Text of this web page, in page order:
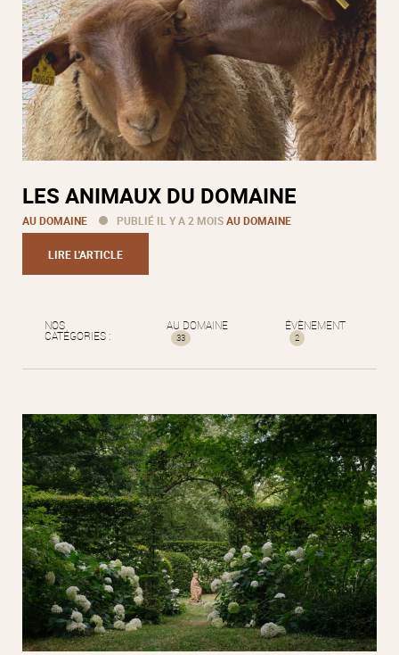
LES ANIMAUX DU DOMAINE
AU DOMAINE PUBLIÉ IL Y A 2 MOISAU DOMAINE
LIRE L'ARTICLE
NOS
CATÉGORIES :
AU DOMAINE
33
ÉVÈNEMENT
2